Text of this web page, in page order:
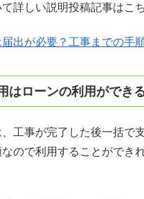
て詳しい説明投稿記事はこ
出が必要？工事までの手
はローンの利用ができ
工事が完了した後一括で
ので利用することができ